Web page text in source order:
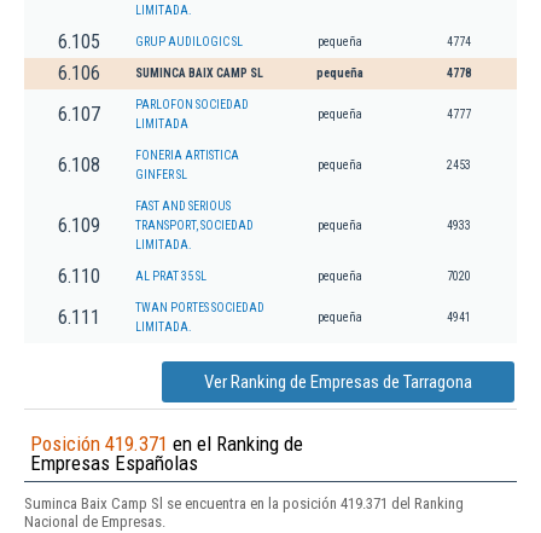
LIMITADA.
6.105 GRUP AUDILOGIC SL pequeña 4774
6.106 SUMINCA BAIX CAMP SL pequeña 4778
6.107
PARLOFON SOCIEDAD
LIMITADA
pequeña 4777
6.108
FONERIA ARTISTICA
GINFER SL
pequeña 2453
6.109
FAST AND SERIOUS
TRANSPORT, SOCIEDAD
LIMITADA.
pequeña 4933
6.110 AL PRAT 35 SL pequeña 7020
6.111
TWAN PORTES SOCIEDAD
LIMITADA.
pequeña 4941
Ver Ranking de Empresas de Tarragona
Posición 419.371 en el Ranking de
Empresas Españolas
Suminca Baix Camp Sl se encuentra en la posición 419.371 del Ranking
Nacional de Empresas.